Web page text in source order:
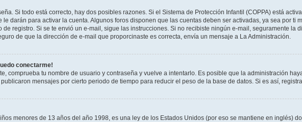
Si todo está correcto, hay dos posibles razones. Si el Sistema de Protección Infantil (COPPA) está
darán para activar la cuenta. Algunos foros disponen que las cuentas deben ser activadas, ya sea por ti
registro. Si se te envió un e-mail, sigue las instrucciones. Si no recibiste ningún e-mail, seguramente
de que la dirección de e-mail que proporcinaste es correcta, envía un mensaje a La Administración.
conectarme!
comprueba tu nombre de usuario y contraseña y vuelve a intentarlo. Es posible que la administración
mensajes por cierto periodo de tiempo para reducir el peso de la base de datos. Si es así,
menores de 13 años del año 1998, es una ley de los Estados Unidos (por eso se mantiene en inglés)